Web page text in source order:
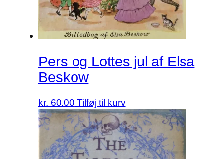
Pers og Lottes jul af Elsa
Beskow
kr. 60.00 Tilføj til kurv